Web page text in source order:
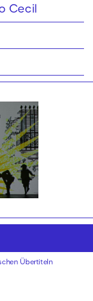
Cecil
Übertiteln